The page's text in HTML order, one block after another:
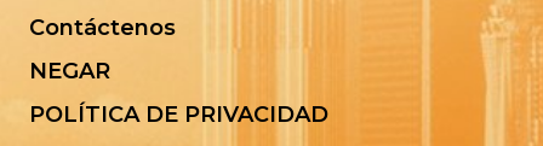
Contáctenos
NEGAR
POLÍTICA DE PRIVACIDAD